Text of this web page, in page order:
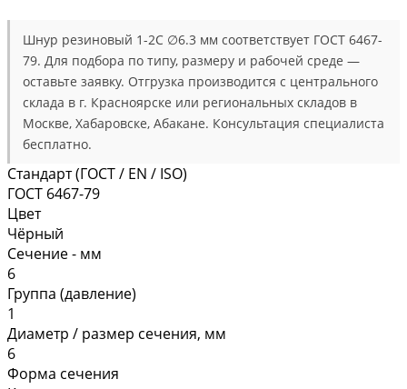
Шнур резиновый 1-2С ∅6.3 мм соответствует ГОСТ 6467-
79. Для подбора по типу, размеру и рабочей среде —
оставьте заявку. Отгрузка производится с центрального
склада в г. Красноярске или региональных складов в
Москве, Хабаровске, Абакане. Консультация специалиста
бесплатно.
Стандарт (ГОСТ / EN / ISO)
ГОСТ 6467-79
Цвет
Чёрный
Сечение - мм
6
Группа (давление)
1
Диаметр / размер сечения, мм
6
Форма сечения